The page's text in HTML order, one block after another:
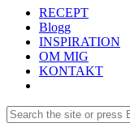
RECEPT
Blogg
INSPIRATION
OM MIG
KONTAKT